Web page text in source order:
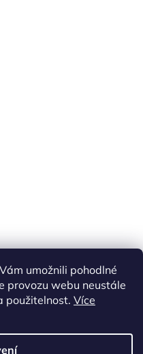
umožnili pohodlné
provozu webu neustále
použitelnost. Více